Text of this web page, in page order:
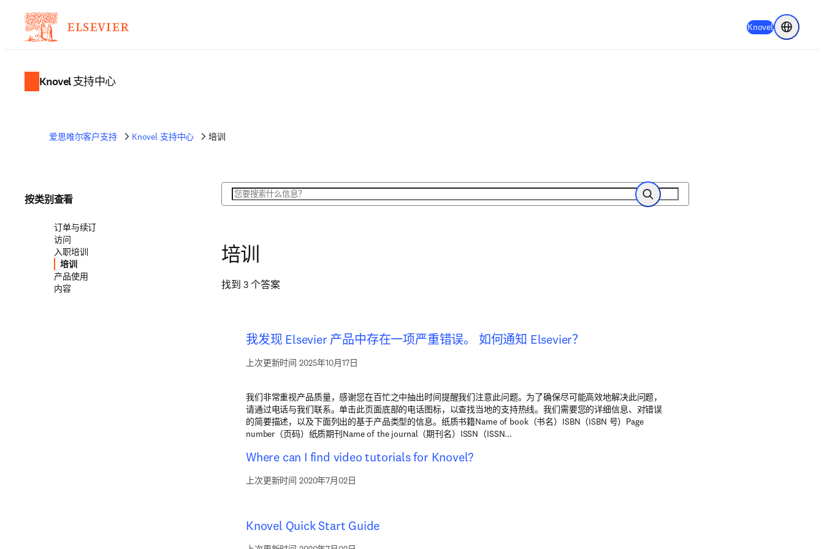
Knovel(在新选项卡
Choose
Knovel 支持中心
爱思唯尔客户支持 Knovel 支持中心 培训
按类别查看
订单与续订
访问
入职培训
培训
产品使用
内容
搜索
搜索
培训
找到 3 个答案
我发现 Elsevier 产品中存在一项严重错误。 如何通知 Elsevier？
上次更新时间 2025年10月17日
我们非常重视产品质量，感谢您在百忙之中抽出时间提醒我们注意此问题。为了确保尽可能高效地解决此问题，
请通过电话与我们联系。单击此页面底部的电话图标，以查找当地的支持热线。我们需要您的详细信息、对错误
的简要描述，以及下面列出的基于产品类型的信息。纸质书籍Name of book（书名）ISBN（ISBN 号）Page
number（页码）纸质期刊Name of the journal（期刊名）ISSN（ISSN...
Where can I find video tutorials for Knovel?
上次更新时间 2020年7月02日
Knovel Quick Start Guide